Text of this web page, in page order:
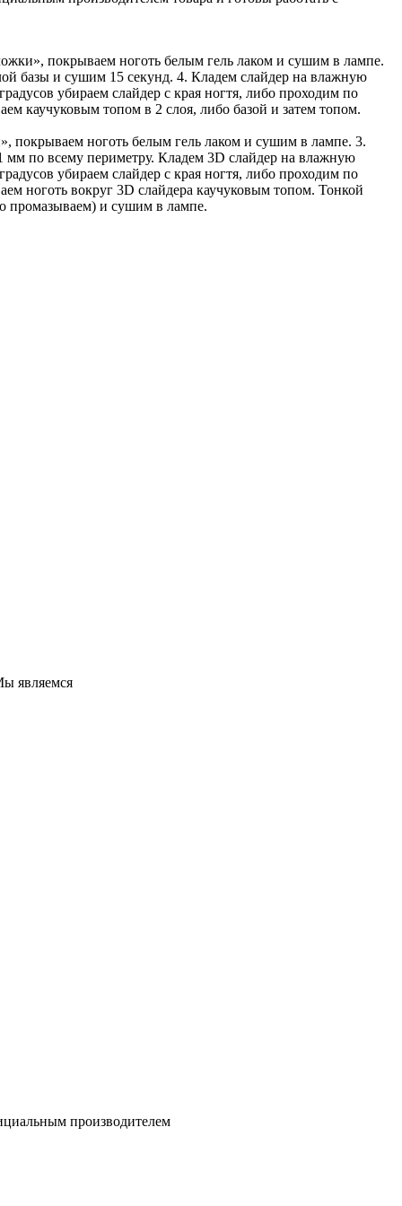
покрываем ноготь белым гель лаком и сушим в лампе.
базы и сушим 15 секунд. 4. Кладем слайдер на влажную
убираем слайдер с края ногтя, либо проходим по
каучуковым топом в 2 слоя, либо базой и затем топом.
покрываем ноготь белым гель лаком и сушим в лампе. 3.
по всему периметру. Кладем 3D слайдер на влажную
убираем слайдер с края ногтя, либо проходим по
ноготь вокруг 3D слайдера каучуковым топом. Тонкой
промазываем) и сушим в лампе.
являемся
производителем